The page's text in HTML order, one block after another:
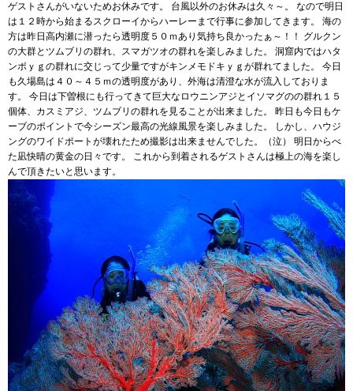
ゲストさんがいないためお休みです。 台風以外のお休みは久々～。 なので明日
は１２時から始まるスクローイからハーレーまで行事に参加してきます。 海の
方は昨日高内瀬に潜ったら透明度５０ｍあり気持ち良かったぁ～！！ グルクン
の大群とツムブリの群れ、スマガツオの群れを楽しみました。 洞窟内ではハタ
ンポｙｇの群れに交じって少量ですがキンメモドキｙｇが群れてました。 今日
も久場島は４０～４５ｍの透明度があり、外海は清澄な水が流入しておりま
す。 今日は下曽根にも行ってきて巨大なロウニンアジとイソマグのの群れ１５
個体、カスミアジ、ツムブリの群れを見ることが出来ました。 昨日も今日もケ
ーブのポイントで今シーズン最高の光線風景を楽しみました。 しかし、ハウジ
ングのワイドポートが壊れたため撮影は出来ませんでした。（泣） 明日からべ
た凪快晴の黄金の日々です。 これから到着されるゲストさんは極上の海を楽し
んで頂きたいと思います。